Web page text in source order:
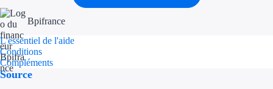
Bpifrance
L'essentiel de l'aide
Conditions
Compléments
Source